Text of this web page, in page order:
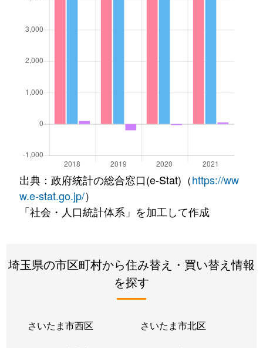
出典：政府統計の総合窓口(e-Stat)（https://ww
w.e-stat.go.jp/）
「社会・人口統計体系」を加工して作成
埼玉県の市区町村から住み替え・買い替え情報
を探す
さいたま市西区 さいたま市北区